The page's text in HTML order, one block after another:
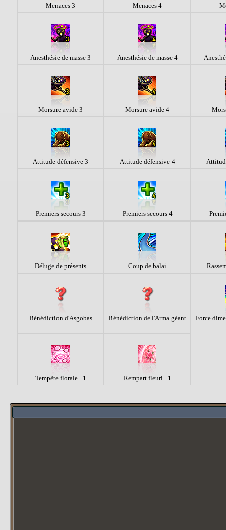
Menaces 3 Menaces 4
Anesthésie de masse 3 Anesthésie de masse 4
Morsure avide 3 Morsure avide 4
Attitude défensive 3 Attitude défensive 4
Premiers secours 3 Premiers secours 4
Déluge de présents Coup de balai
Bénédiction d'Asgobas Bénédiction de l'Arma géant Force
Tempête florale +1 Rempart fleuri +1